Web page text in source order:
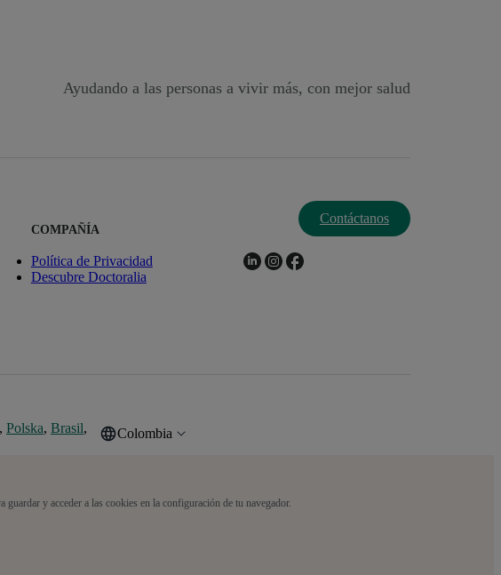
Ayudando a las personas a vivir más, con mejor salud
COMPAÑÍA
Política de Privacidad
Descubre Doctoralia
Contáctanos
, Polska, Brasil,
Colombia
guardar y acceder a las cookies en la configuración de tu navegador.